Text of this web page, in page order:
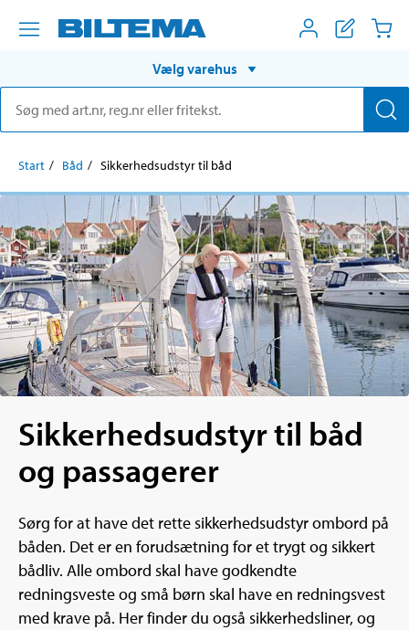
Vælg varehus
Start Båd Sikkerhedsudstyr til båd
Sikkerhedsudstyr til båd
og passagerer
Sørg for at have det rette sikkerhedsudstyr ombord på
båden. Det er en forudsætning for et trygt og sikkert
bådliv. Alle ombord skal have godkendte
redningsveste og små børn skal have en redningsvest
med krave på. Her finder du også sikkerhedsliner, og